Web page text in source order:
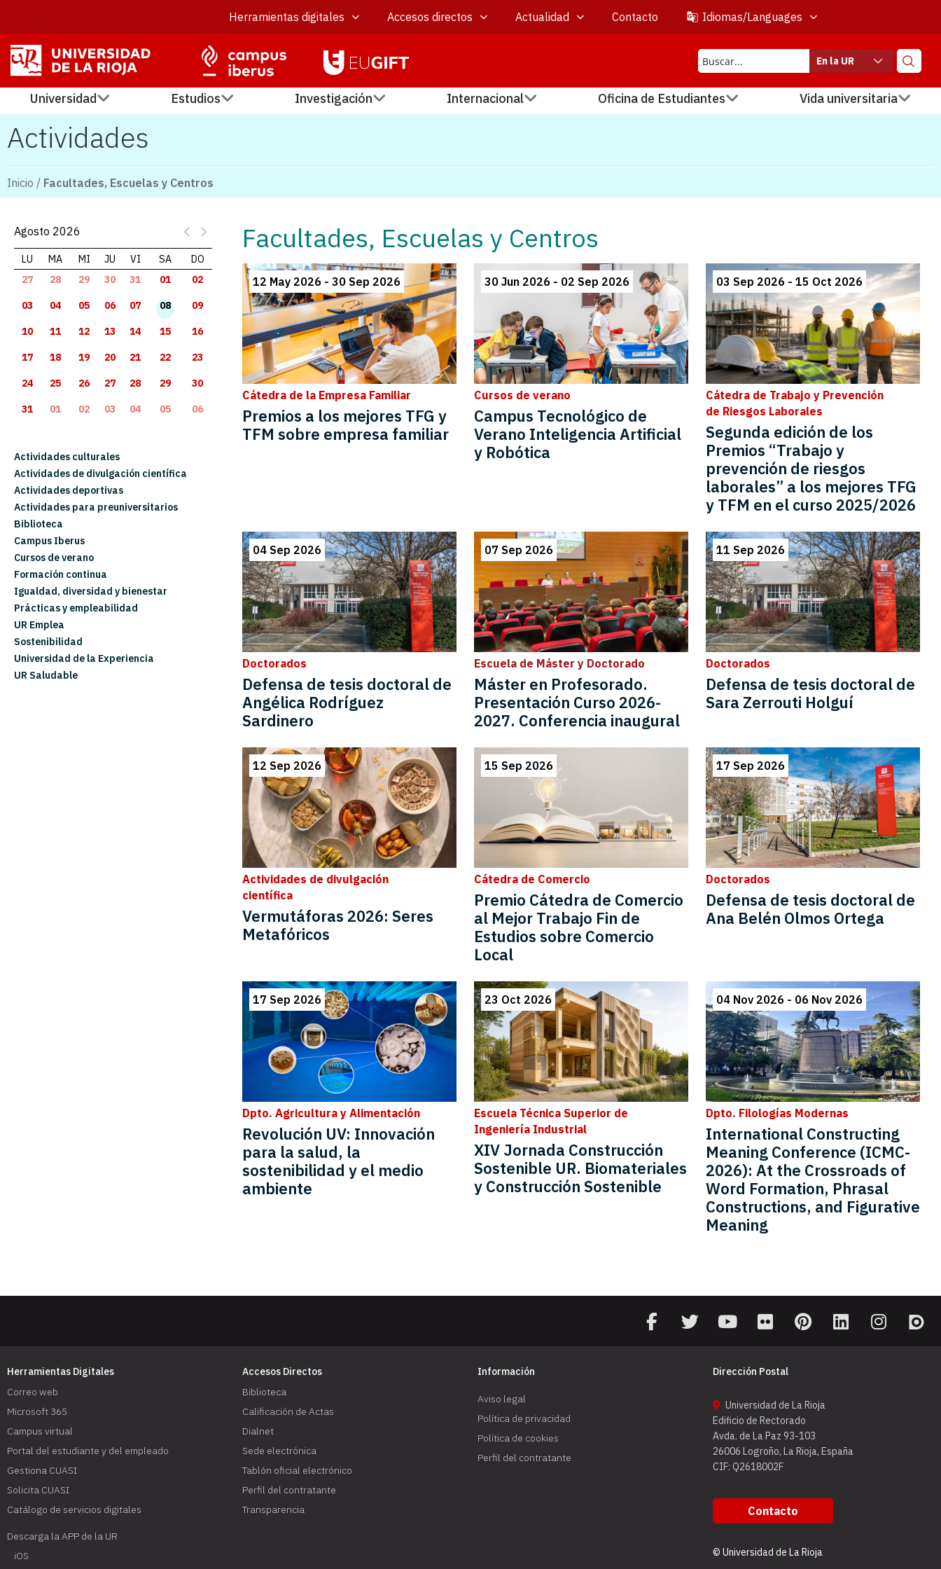
Herramientas digitales Accesos directos Actualidad Contacto Idiomas/Languages
En la UR
Universidad Estudios Investigación Internacional Oficina de Estudiantes Vida universitaria
Actividades
Inicio / Facultades, Escuelas y Centros
Agosto 2026
LU MA MI JU VI SA DO
27 28 29 30 31 01 02
03 04 05 06 07 08 09
10 11 12 13 14 15 16
17 18 19 20 21 22 23
24 25 26 27 28 29 30
31 01 02 03 04 05 06
Actividades culturales
Actividades de divulgación científica
Actividades deportivas
Actividades para preuniversitarios
Biblioteca
Campus Iberus
Cursos de verano
Formación continua
Igualdad, diversidad y bienestar
Prácticas y empleabilidad
UR Emplea
Sostenibilidad
Universidad de la Experiencia
UR Saludable
Facultades, Escuelas y Centros
12 May 2026 - 30 Sep 2026
Cátedra de la Empresa Familiar
Premios a los mejores TFG y
TFM sobre empresa familiar
30 Jun 2026 - 02 Sep 2026
Cursos de verano
Campus Tecnológico de
Verano Inteligencia Artificial
y Robótica
03 Sep 2026 - 15 Oct 2026
Cátedra de Trabajo y Prevención
de Riesgos Laborales
Segunda edición de los
Premios “Trabajo y
prevención de riesgos
laborales” a los mejores TFG
y TFM en el curso 2025/2026
04 Sep 2026
Doctorados
Defensa de tesis doctoral de
Angélica Rodríguez
Sardinero
07 Sep 2026
Escuela de Máster y Doctorado
Máster en Profesorado.
Presentación Curso 2026-
2027. Conferencia inaugural
11 Sep 2026
Doctorados
Defensa de tesis doctoral de
Sara Zerrouti Holguí
12 Sep 2026
Actividades de divulgación
científica
Vermutáforas 2026: Seres
Metafóricos
15 Sep 2026
Cátedra de Comercio
Premio Cátedra de Comercio
al Mejor Trabajo Fin de
Estudios sobre Comercio
Local
17 Sep 2026
Doctorados
Defensa de tesis doctoral de
Ana Belén Olmos Ortega
17 Sep 2026
Dpto. Agricultura y Alimentación
Revolución UV: Innovación
para la salud, la
sostenibilidad y el medio
ambiente
23 Oct 2026
Escuela Técnica Superior de
Ingeniería Industrial
XIV Jornada Construcción
Sostenible UR. Biomateriales
y Construcción Sostenible
04 Nov 2026 - 06 Nov 2026
Dpto. Filologías Modernas
International Constructing
Meaning Conference (ICMC-
2026): At the Crossroads of
Word Formation, Phrasal
Constructions, and Figurative
Meaning
Herramientas Digitales
Correo web
Microsoft 365
Campus virtual
Portal del estudiante y del empleado
Gestiona CUASI
Solicita CUASI
Catálogo de servicios digitales
Descarga la APP de la UR
iOS
Accesos Directos
Biblioteca
Calificación de Actas
Dialnet
Sede electrónica
Tablón oficial electrónico
Perfil del contratante
Transparencia
Información
Aviso legal
Política de privacidad
Política de cookies
Perfil del contratante
Dirección Postal
Universidad de La Rioja
Edificio de Rectorado
Avda. de La Paz 93-103
26006 Logroño, La Rioja, España
CIF: Q2618002F
Contacto
© Universidad de La Rioja